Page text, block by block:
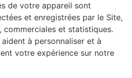
de votre appareil sont
et enregistrées par le Site,
commerciales et statistiques.
à personnaliser et à
votre expérience sur notre